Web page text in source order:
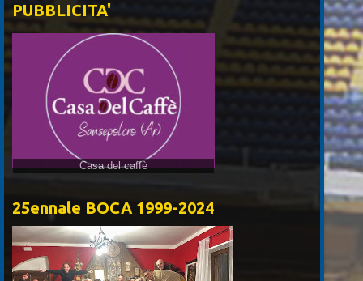
PUBBLICITA'
Casa del caffè
25ennale BOCA 1999-2024